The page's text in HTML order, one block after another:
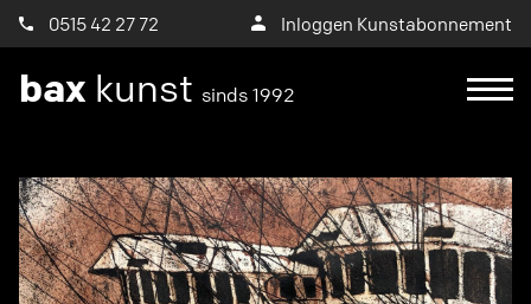
0515 42 27 72 Inloggen Kunstabonnement
bax kunst sinds 1992